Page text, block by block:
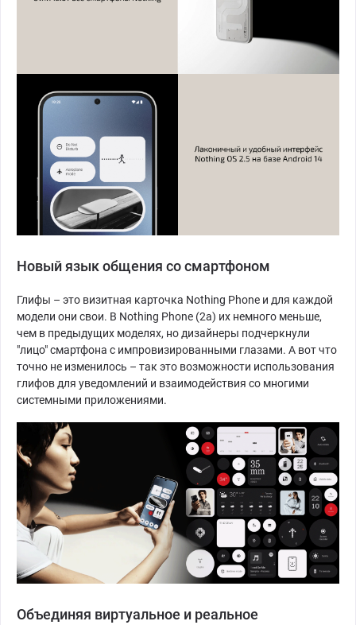
Новый язык общения со смартфоном
Глифы – это визитная карточка Nothing Phone и для каждой
модели они свои. В Nothing Phone (2a) их немного меньше,
чем в предыдущих моделях, но дизайнеры подчеркнули
"лицо" смартфона с импровизированными глазами. А вот что
точно не изменилось – так это возможности использования
глифов для уведомлений и взаимодействия со многими
системными приложениями.
Объединяя виртуальное и реальное